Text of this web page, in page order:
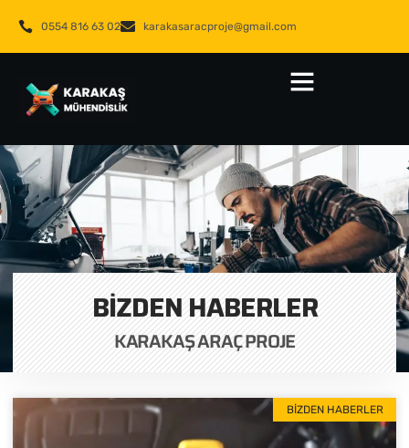
0554 816 63 02 karakasaracproje@gmail.com
BIZDEN HABERLER
KARAKAŞ ARAÇ PROJE
BIZDEN HABERLER